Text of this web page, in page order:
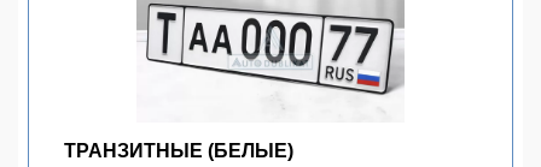
ТРАНЗИТНЫЕ (БЕЛЫЕ)